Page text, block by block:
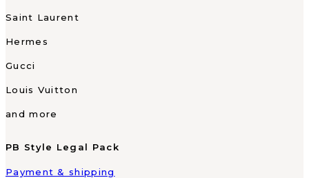
Saint Laurent
Hermes
Gucci
Louis Vuitton
and more
PB Style Legal Pack
Payment & shipping